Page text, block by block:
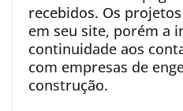
recebidos. Os
em seu site, porém a
continuidade aos
com empresas de
construção.